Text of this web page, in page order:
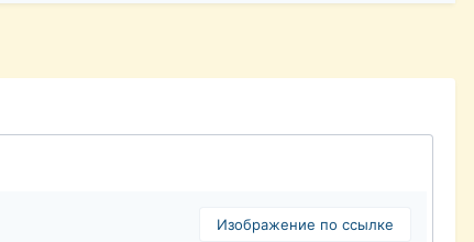
Изображение по ссылке